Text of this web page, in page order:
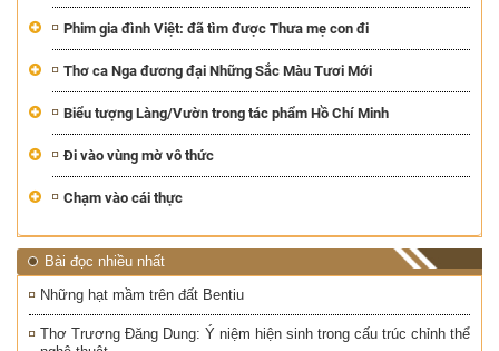
Phim gia đình Việt: đã tìm được Thưa mẹ con đi
Thơ ca Nga đương đại Những Sắc Màu Tươi Mới
Biểu tượng Làng/Vườn trong tác phẩm Hồ Chí Minh
Đi vào vùng mờ vô thức
Chạm vào cái thực
Bài đọc nhiều nhất
Những hạt mầm trên đất Bentiu
Thơ Trương Đăng Dung: Ý niệm hiện sinh trong cấu trúc chỉnh thể